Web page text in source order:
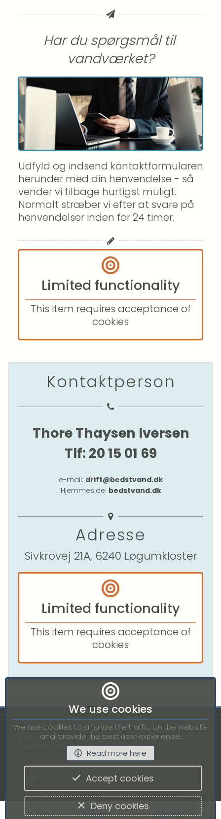
Har du spørgsmål til
vandværket?
Udfyld og indsend kontaktformularen
herunder med din henvendelse - så
vender vi tilbage hurtigst muligt.
Normalt stræber vi efter at svare på
henvendelser inden for 24 timer.
Limited functionality
This item requires acceptance of
cookies
Kontaktperson
Thore Thaysen Iversen
Tlf: 20 15 01 69
e-mail: drift@bedstvand.dk
Hjemmeside: bedstvand.dk
Adresse
Sivkrovej 21A, 6240 Løgumkloster
Limited functionality
This item requires acceptance of
cookies
Bedsted Lø. Andelsvandværk | Sivkrovej 21A, 6240
Serviceret af dvn.dk | Lavet med svift.net
We use cookies
We use cookies to analyze the traffic on the website
and provide the best user experience.
Read more here
Accept cookies
Deny cookies